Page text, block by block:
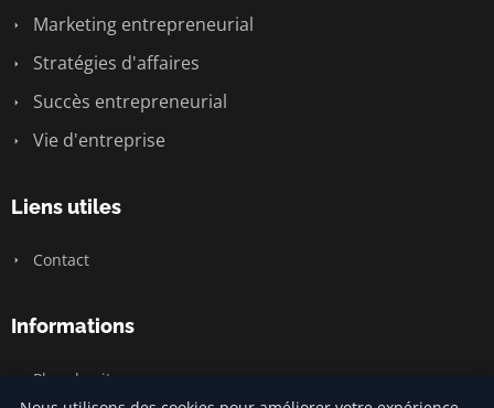
Marketing entrepreneurial
Stratégies d'affaires
Succès entrepreneurial
Vie d'entreprise
Liens utiles
Contact
Informations
Plan du site